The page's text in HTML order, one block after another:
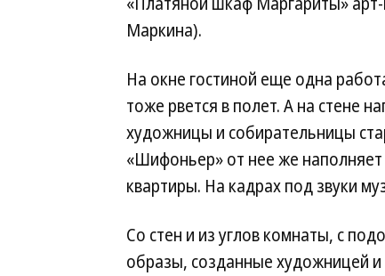
Маркина).
На окне гостиной еще одна
тоже рвется в полет. А на стене
художницы и собирательницы
«Шифоньер» от нее же
квартиры. На кадрах под звуки
Со стен и из углов комнаты, с
образы, созданные художницей